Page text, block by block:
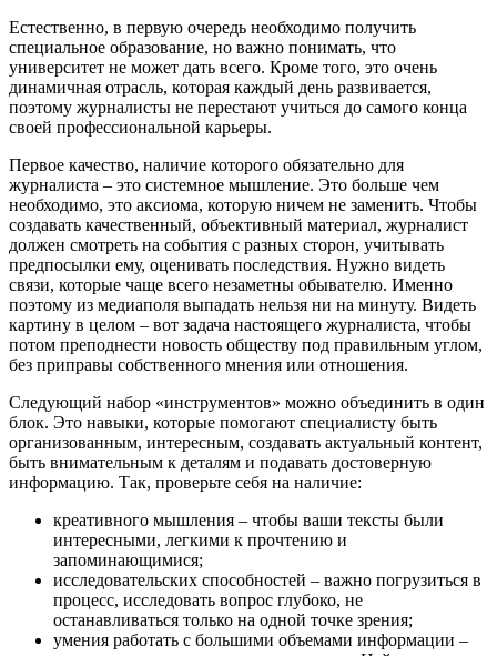
Естественно, в первую очередь необходимо получить
специальное образование, но важно понимать, что
университет не может дать всего. Кроме того, это очень
динамичная отрасль, которая каждый день развивается,
поэтому журналисты не перестают учиться до самого конца
своей профессиональной карьеры.
Первое качество, наличие которого обязательно для
журналиста – это системное мышление. Это больше чем
необходимо, это аксиома, которую ничем не заменить. Чтобы
создавать качественный, объективный материал, журналист
должен смотреть на события с разных сторон, учитывать
предпосылки ему, оценивать последствия. Нужно видеть
связи, которые чаще всего незаметны обывателю. Именно
поэтому из медиаполя выпадать нельзя ни на минуту. Видеть
картину в целом – вот задача настоящего журналиста, чтобы
потом преподнести новость обществу под правильным углом,
без приправы собственного мнения или отношения.
Следующий набор «инструментов» можно объединить в один
блок. Это навыки, которые помогают специалисту быть
организованным, интересным, создавать актуальный контент,
быть внимательным к деталям и подавать достоверную
информацию. Так, проверьте себя на наличие:
креативного мышления – чтобы ваши тексты были
интересными, легкими к прочтению и
запоминающимися;
исследовательских способностей – важно погрузиться в
процесс, исследовать вопрос глубоко, не
останавливаться только на одной точке зрения;
умения работать с большими объемами информации –